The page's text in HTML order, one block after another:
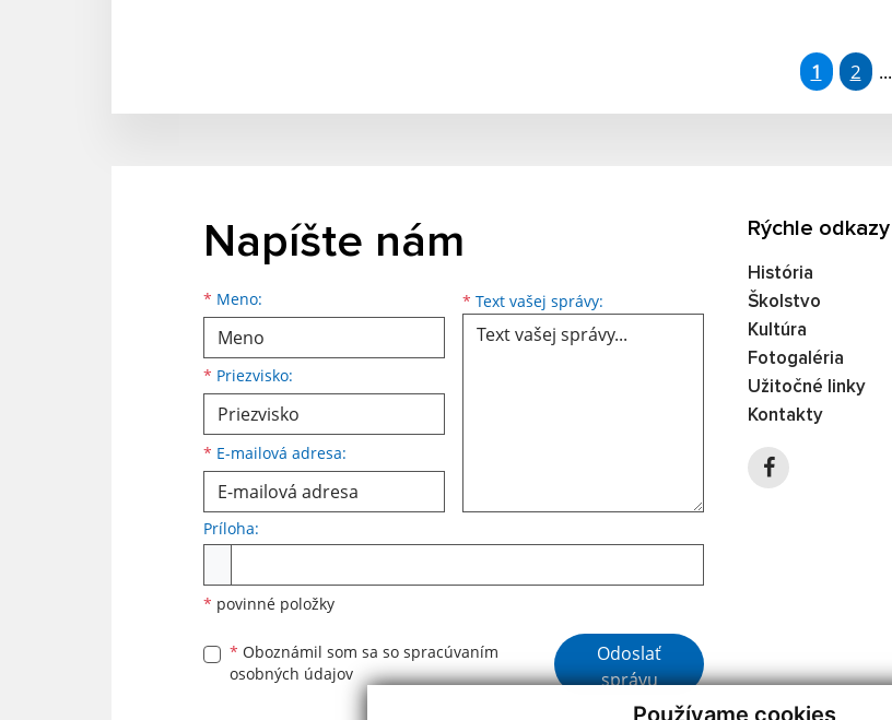
Používame cookies
1 2 ...
Napíšte nám
* Meno:
Meno
* Priezvisko:
Priezvisko
* E-mailová adresa:
E-mailová adresa * Text vašej správy: Text vašej správy...
Príloha:
* povinné položky
* Oboznámil som sa so spracúvaním
osobných údajov
Google reCaptcha Response
Odoslať
správu
Rýchle odkazy
História
Školstvo
Kultúra
Fotogaléria
Užitočné linky
Kontakty